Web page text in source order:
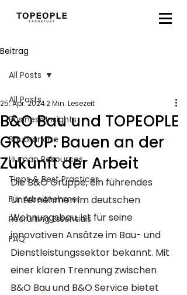
Beitrag
All Posts
Business Insights
Baubranche
Human Resources
Tipps & Best Practices
Für Arbeitnehmer
Recruiting Essentials
FAQ
All Posts
B&O Bau und TOPEOPLE
GROUP: Bauen an der
Zukunft der Arbeit
25. Apr. 20242 Min. Lesezeit
Die B&O Gruppe, ein führendes
Unternehmen im deutschen
Wohnungsbau, ist für seine
innovativen Ansätze im Bau- und
Dienstleistungssektor bekannt. Mit
einer klaren Trennung zwischen
B&O Bau und B&O Service bietet